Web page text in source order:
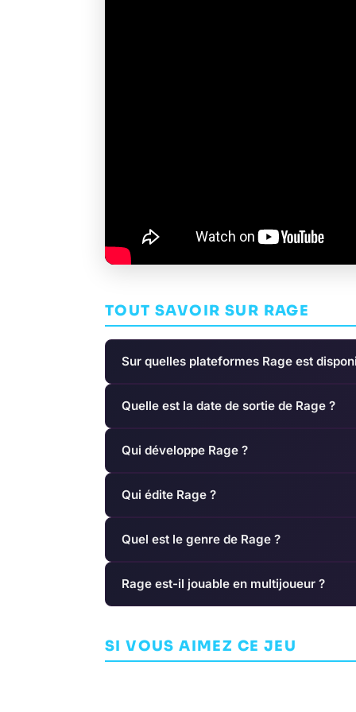
TOUT SAVOIR SUR RAGE
Sur quelles plateformes Rage est
Quelle est la date de sortie de Rage ?
Qui développe Rage ?
Qui édite Rage ?
Quel est le genre de Rage ?
Rage est-il jouable en multijoueur ?
SI VOUS AIMEZ CE JEU
Team Sonic Racing